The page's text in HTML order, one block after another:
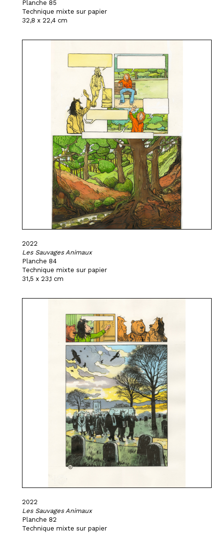
Planche 85
Technique mixte sur papier
32,8 x 22,4 cm
2022
Les Sauvages Animaux
Planche 84
Technique mixte sur papier
31,5 x 23,1 cm
2022
Les Sauvages Animaux
Planche 82
Technique mixte sur papier